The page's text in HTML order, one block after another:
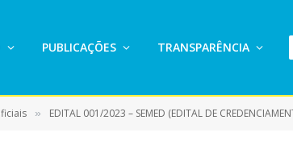
PUBLICAÇÕES TRANSPARÊNCIA
» EDITAL 001/2023 – SEMED (EDITAL DE CREDENCIAMENTO PARA SELEÇÃO DE CANDIDATOS PARA O CARGO DE DIRETOR